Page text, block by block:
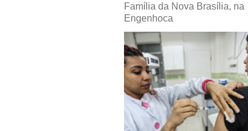
Família da Nova Brasília, na
Engenhoca